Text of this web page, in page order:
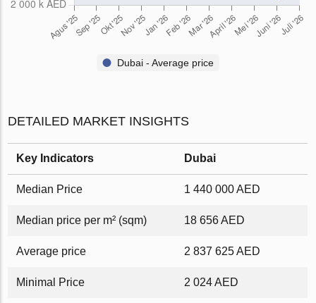
Dubai - Average price
DETAILED MARKET INSIGHTS
Key Indicators Dubai
Median Price 1 440 000 AED
Median price per m² (sqm) 18 656 AED
Average price 2 837 625 AED
Minimal Price 2 024 AED